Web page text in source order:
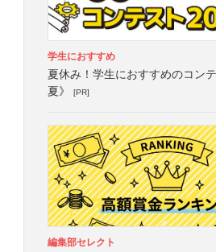
学生におすすめ
夏休み！学生におすすめのコン
夏》
[PR]
編集部セレクト